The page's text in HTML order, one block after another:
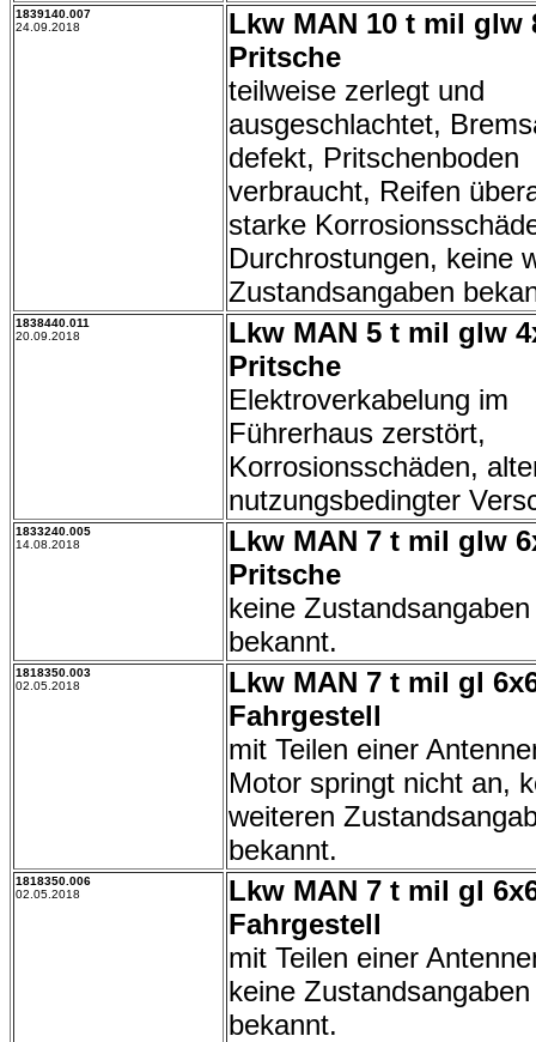
1839140.007
24.09.2018
Lkw MAN 10 t mil glw
Pritsche
teilweise zerlegt und
ausgeschlachtet,
defekt, Pritschenboden
verbraucht, Reifen
starke
Durchrostungen, keine
Zustandsangaben
1838440.011
20.09.2018
Lkw MAN 5 t mil glw
Pritsche
Elektroverkabelung im
Führerhaus zerstört,
Korrosionsschäden,
nutzungsbedingter
1833240.005
14.08.2018
Lkw MAN 7 t mil glw
Pritsche
keine Zustandsangaben
bekannt.
1818350.003
02.05.2018
Lkw MAN 7 t mil gl
Fahrgestell
mit Teilen einer
Motor springt nicht an,
weiteren
bekannt.
1818350.006
02.05.2018
Lkw MAN 7 t mil gl
Fahrgestell
mit Teilen einer
keine Zustandsangaben
bekannt.